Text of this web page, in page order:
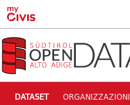
Skip to main content
DATASET ORGANIZZAZIONI